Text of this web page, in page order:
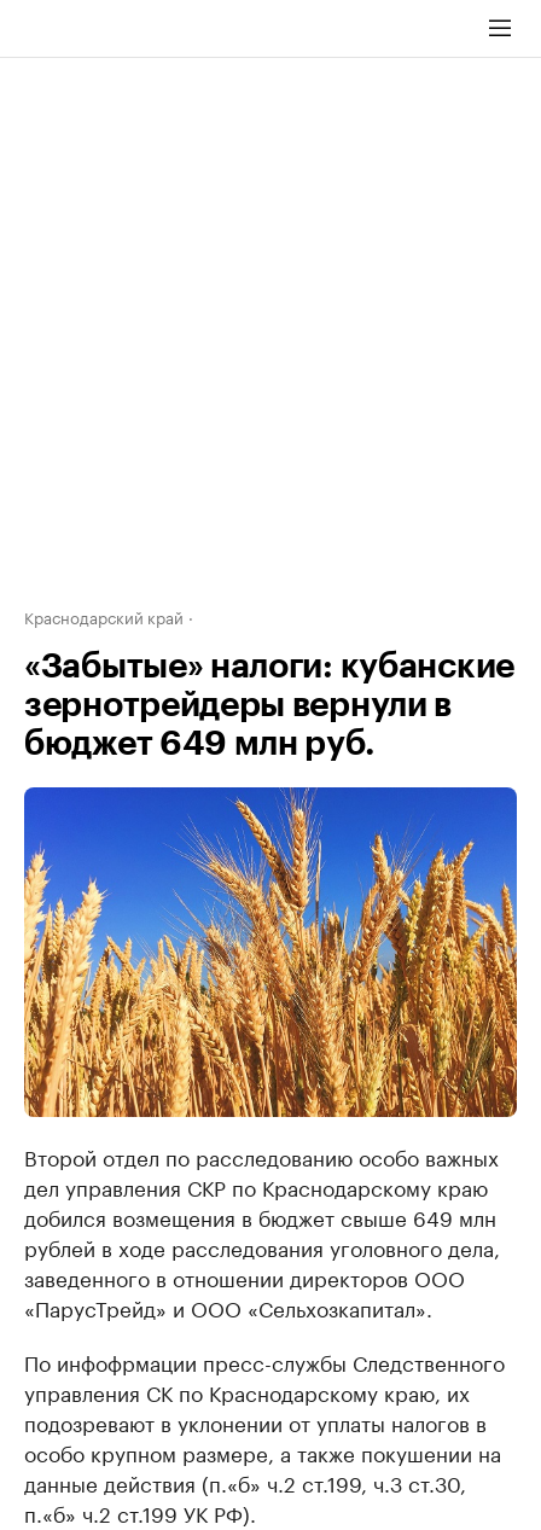
Краснодарский край
«Забытые» налоги: кубанские
зернотрейдеры вернули в
бюджет 649 млн руб.
Второй отдел по расследованию особо важных
дел управления СКР по Краснодарскому краю
добился возмещения в бюджет свыше 649 млн
рублей в ходе расследования уголовного дела,
заведенного в отношении директоров ООО
«ПарусТрейд» и ООО «Сельхозкапитал».
По инфофрмации пресс-службы Следственного
управления СК по Краснодарскому краю, их
подозревают в уклонении от уплаты налогов в
особо крупном размере, а также покушении на
данные действия (п.«б» ч.2 ст.199, ч.3 ст.30,
п.«б» ч.2 ст.199 УК РФ).